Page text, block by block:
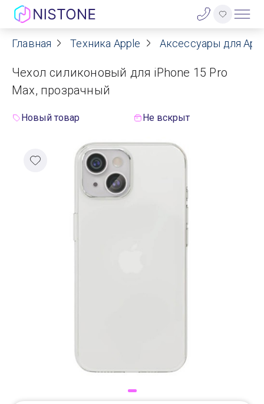
Акции
О нас
Реквизиты
Контакты
Trade-In
Главная Техника Apple Аксессуары для
Чехол силиконовый для iPhone 15 Pro
Max, прозрачный
Новый товар Не вскрыт